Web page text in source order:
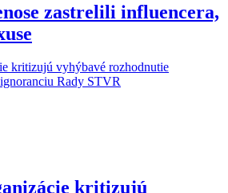
zastrelili influencera,
kritizujú